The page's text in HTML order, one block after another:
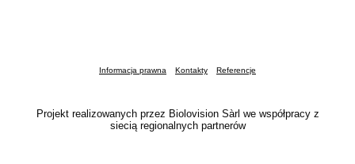
Informacja prawna Kontakty Referencje
Projekt realizowanych przez Biolovision Sàrl we współpracy z
siecią regionalnych partnerów